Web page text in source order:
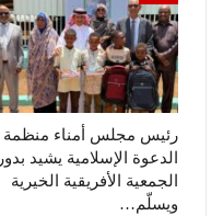
رئيس مجلس أمناء منظمة
الدعوة الإسلامية يشيد بدور
الجمعية الأفريقية الخيرية
ويسلّم…